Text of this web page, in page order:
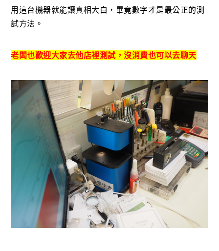
用這台機器就能讓真相大白，畢竟數字才是最公正的測
試方法。
老闆也歡迎大家去他店裡測試，沒消費也可以去聊天